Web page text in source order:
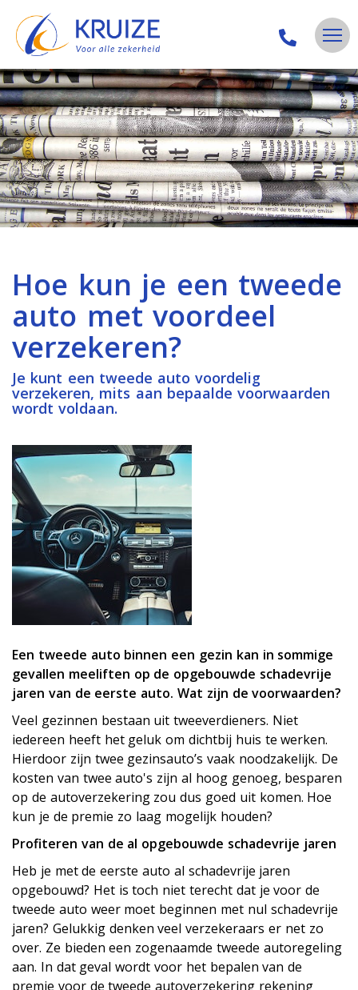
Hoe kun je een tweede
auto met voordeel
verzekeren?
Je kunt een tweede auto voordelig
verzekeren, mits aan bepaalde voorwaarden
wordt voldaan.
Een tweede auto binnen een gezin kan in sommige
gevallen meeliften op de opgebouwde schadevrije
jaren van de eerste auto. Wat zijn de voorwaarden?
Veel gezinnen bestaan uit tweeverdieners. Niet
iedereen heeft het geluk om dichtbij huis te werken.
Hierdoor zijn twee gezinsauto’s vaak noodzakelijk. De
kosten van twee auto's zijn al hoog genoeg, besparen
op de autoverzekering zou dus goed uit komen. Hoe
kun je de premie zo laag mogelijk houden?
Profiteren van de al opgebouwde schadevrije jaren
Heb je met de eerste auto al schadevrije jaren
opgebouwd? Het is toch niet terecht dat je voor de
tweede auto weer moet beginnen met nul schadevrije
jaren? Gelukkig denken veel verzekeraars er net zo
over. Ze bieden een zogenaamde tweede autoregeling
aan. In dat geval wordt voor het bepalen van de
premie voor de tweede autoverzekering rekening